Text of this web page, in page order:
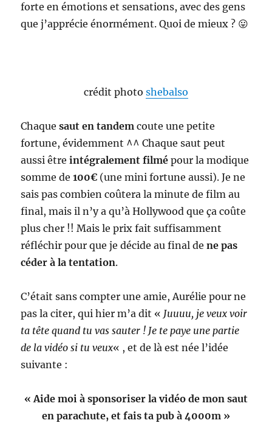
forte en émotions et sensations, avec des gens
que j’apprécie énormément. Quoi de mieux ? 😛
crédit photo shebalso
Chaquesaut en tandem coute une petite
fortune, évidemment ^^ Chaque saut peut
aussi êtreintégralement filmépour la modique
somme de100€ (une mini fortune aussi). Je ne
sais pas combien coûtera la minute de film au
final, mais il n’y a qu’à Hollywood que ça coûte
plus cher !! Mais le prix fait suffisamment
réfléchir pour que je décide au final dene pas
céder à la tentation.
C’était sans compter une amie, Aurélie pour ne
pas la citer, qui hier m’a dit « Juuuu, je veux voir
ta tête quand tu vas sauter ! Je te paye une partie
de la vidéo si tu veux« , et de là est née l’idée
suivante :
« Aide moi à sponsoriser la vidéo de mon saut
en parachute, et fais ta pub à 4000m »